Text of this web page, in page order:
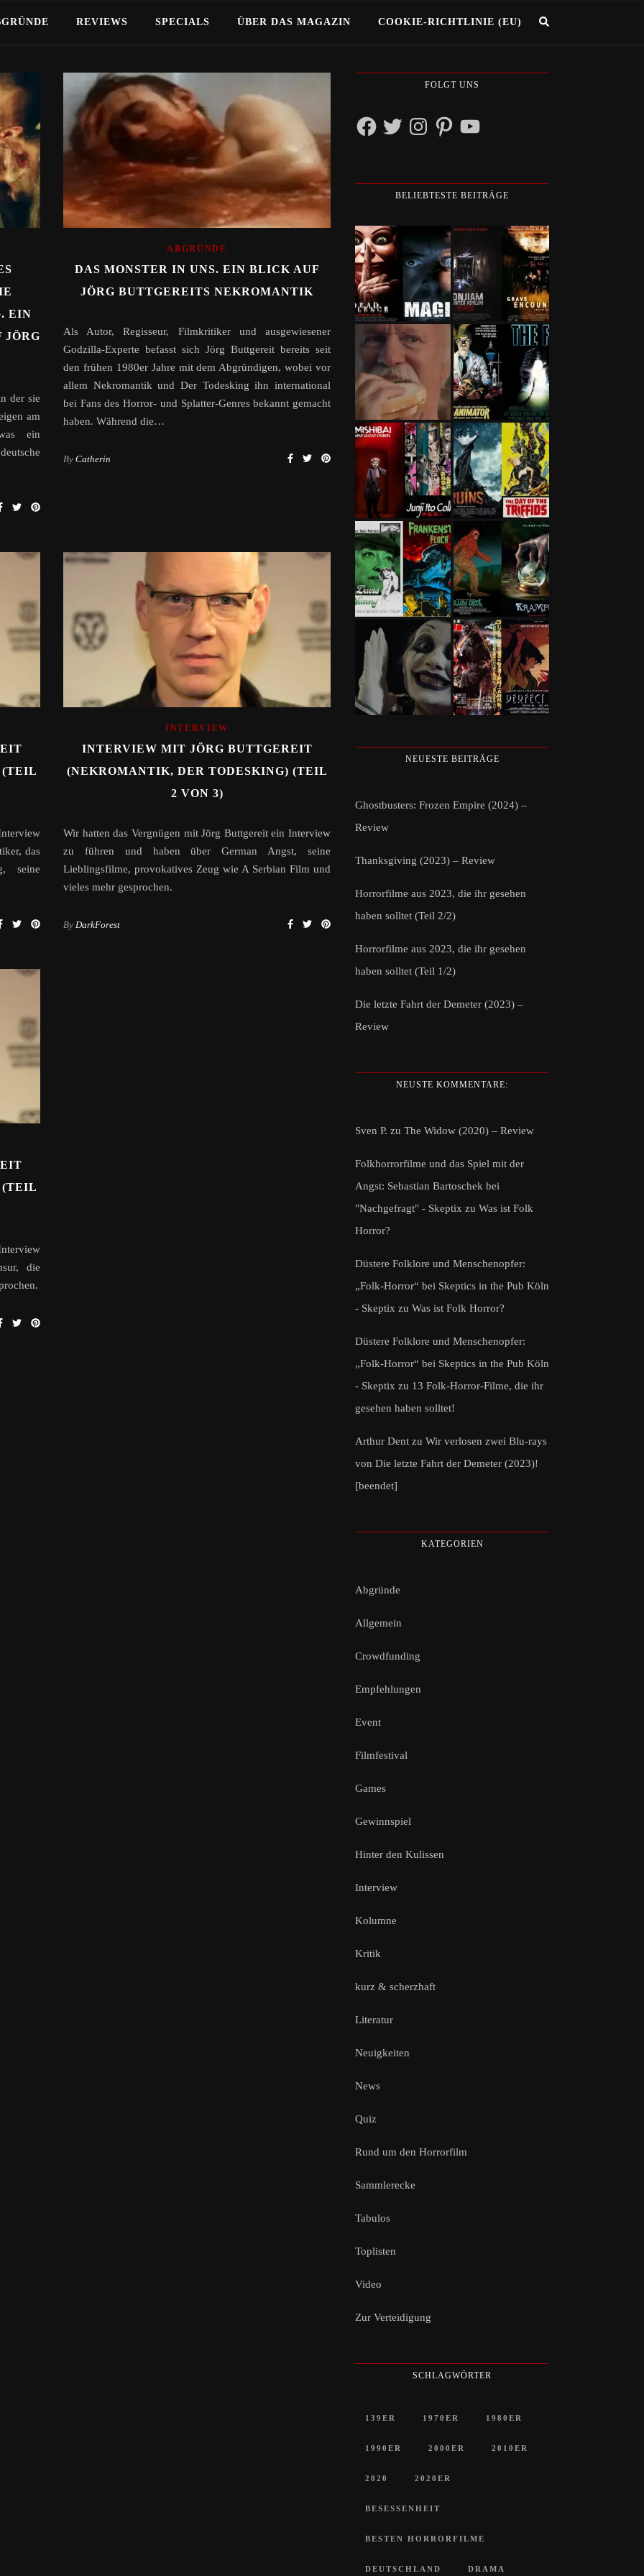
REVIEWS SPECIALS ÜBER DAS MAGAZIN COOKIE-RICHTLINIE (EU)
EIN
JÖRG
der sie
am
ein
ABGRÜNDE
DAS MONSTER IN UNS. EIN BLICK AUF
JÖRG BUTTGEREITS NEKROMANTIK
Als Autor, Regisseur, Filmkritiker und ausgewiesener
Godzilla-Experte befasst sich Jörg Buttgereit bereits seit
den frühen 1980er Jahre mit dem Abgründigen, wobei vor
allem Nekromantik und Der Todesking ihn international
bei Fans des Horror- und Splatter-Genres bekannt gemacht
haben. Während die…
By Catherin
(TEIL
das
seine
INTERVIEW
INTERVIEW MIT JÖRG BUTTGEREIT
(NEKROMANTIK, DER TODESKING) (TEIL
2 VON 3)
Wir hatten das Vergnügen mit Jörg Buttgereit ein Interview
zu führen und haben über German Angst, seine
Lieblingsfilme, provokatives Zeug wie A Serbian Film und
vieles mehr gesprochen.
By DarkForest
(TEIL
die
FOLGT UNS
FacebookTwitterInstagramPinterestYouTube
BELIEBTESTE BEITRÄGE
NEUESTE BEITRÄGE
Ghostbusters: Frozen Empire (2024) –
Review
Thanksgiving (2023) – Review
Horrorfilme aus 2023, die ihr gesehen
haben solltet (Teil 2/2)
Horrorfilme aus 2023, die ihr gesehen
haben solltet (Teil 1/2)
Die letzte Fahrt der Demeter (2023) –
Review
NEUSTE KOMMENTARE:
Sven P. zu The Widow (2020) – Review
Folkhorrorfilme und das Spiel mit der
Angst: Sebastian Bartoschek bei
"Nachgefragt" - Skeptix zu Was ist Folk
Horror?
Düstere Folklore und Menschenopfer:
„Folk-Horror“ bei Skeptics in the Pub Köln
- Skeptix zu Was ist Folk Horror?
Düstere Folklore und Menschenopfer:
„Folk-Horror“ bei Skeptics in the Pub Köln
- Skeptix zu 13 Folk-Horror-Filme, die ihr
gesehen haben solltet!
Arthur Dent zu Wir verlosen zwei Blu-rays
von Die letzte Fahrt der Demeter (2023)!
[beendet]
KATEGORIEN
Abgründe
Allgemein
Crowdfunding
Empfehlungen
Event
Filmfestival
Games
Gewinnspiel
Hinter den Kulissen
Interview
Kolumne
Kritik
kurz & scherzhaft
Literatur
Neuigkeiten
News
Quiz
Rund um den Horrorfilm
Sammlerecke
Tabulos
Toplisten
Video
Zur Verteidigung
SCHLAGWÖRTER
139ER 1970ER 1980ER
1990ER 2000ER 2010ER
2020 2020ER
BESESSENHEIT
BESTEN HORRORFILME
DEUTSCHLAND DRAMA